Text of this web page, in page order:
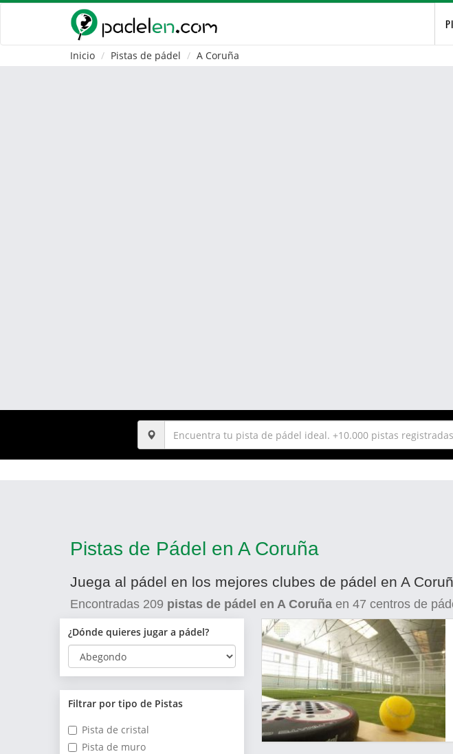
Inicio Pistas de pádel A Coruña
Pistas de Pádel en A Coruña
Juega al pádel en los mejores clubes de pádel en A
Encontradas 209 pistas de pádel en A Coruña en 47 centros de
¿Dónde quieres jugar a pádel?
Filtrar por tipo de Pistas
Pista de cristal
Pista de muro